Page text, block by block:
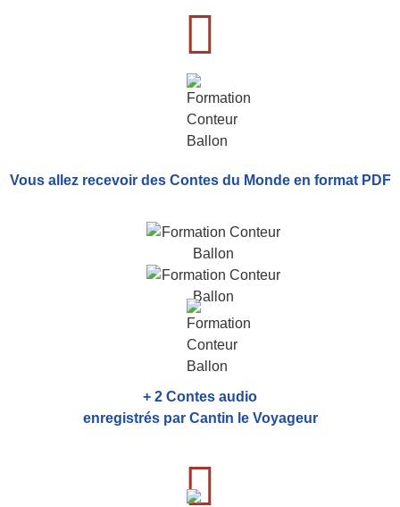
Vous allez recevoir des Contes du Monde en format PDF
+ 2 Contes audio
enregistrés par Cantin le Voyageur